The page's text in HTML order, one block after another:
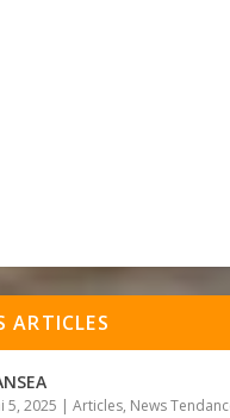
ARTICLES
5, 2025 |Articles, News